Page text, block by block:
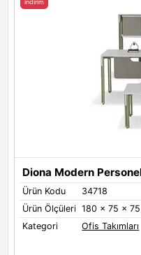
Antrasit Atlas
Diona Modern Personel
Ürün Kodu
34718
Ürün Ölçüleri 180 x 75 x
Kategori
Ofis Takımları
indirim